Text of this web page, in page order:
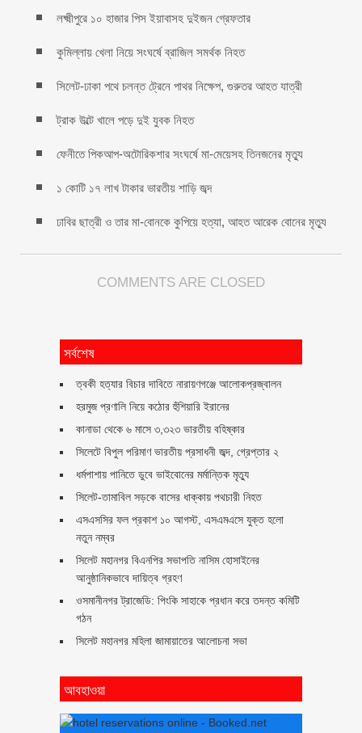
লক্ষ্মীপুরে ১০ হাজার পিস ইয়াবাসহ দুইজন গ্রেফতার
কুমিল্লায় খেলা নিয়ে সংঘর্ষে ব্রাজিল সমর্থক নিহত
সিলেট-ঢাকা পথে চলন্ত ট্রেনে পাথর নিক্ষেপ, গুরুতর আহত যাত্রী
ট্রাক উল্টে খালে পড়ে দুই যুবক নিহত
ফেনীতে পিকআপ-অটোরিকশার সংঘর্ষে মা-মেয়েসহ তিনজনের মৃত্যু
১ কোটি ১৭ লাখ টাকার ভারতীয় শাড়ি জব্দ
ঢাবির ছাত্রী ও তার মা-বোনকে কুপিয়ে হত্যা, আহত আরেক বোনের মৃত্যু
COMMENTS ARE CLOSED
সর্বশেষ
ত্বকী হত্যার বিচার দাবিতে নারায়ণগঞ্জে আলোকপ্রজ্বালন
হরমুজ প্রণালি নিয়ে কঠোর হুঁশিয়ারি ইরানের
কানাডা থেকে ৬ মাসে ৩,৩২৩ ভারতীয় বহিষ্কার
সিলেটে বিপুল পরিমাণ ভারতীয় প্রসাধনী জব্দ, গ্রেপ্তার ২
ধর্মপাশায় পানিতে ডুবে ভাইবোনের মর্মান্তিক মৃত্যু
সিলেট-তামাবিল সড়কে বাসের ধাক্কায় পথচারী নিহত
এসএসসির ফল প্রকাশ ১০ আগস্ট, এসএমএসে যুক্ত হলো
নতুন নম্বর
সিলেট মহানগর বিএনপির সভাপতি নাসিম হোসাইনের
আনুষ্ঠানিকভাবে দায়িত্ব গ্রহণ
ওসমানীনগর ট্রাজেডি: পিংকি সাহাকে প্রধান করে তদন্ত কমিটি
গঠন
সিলেট মহানগর মহিলা জামায়াতের আলোচনা সভা
আবহাওয়া